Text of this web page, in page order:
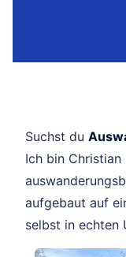
Suchst du
Ich bin Christian
aufgebaut auf
selbst in echten